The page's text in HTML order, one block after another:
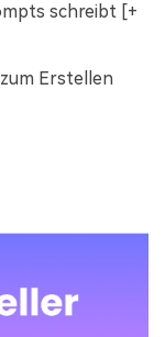
schreibt [+
Erstellen